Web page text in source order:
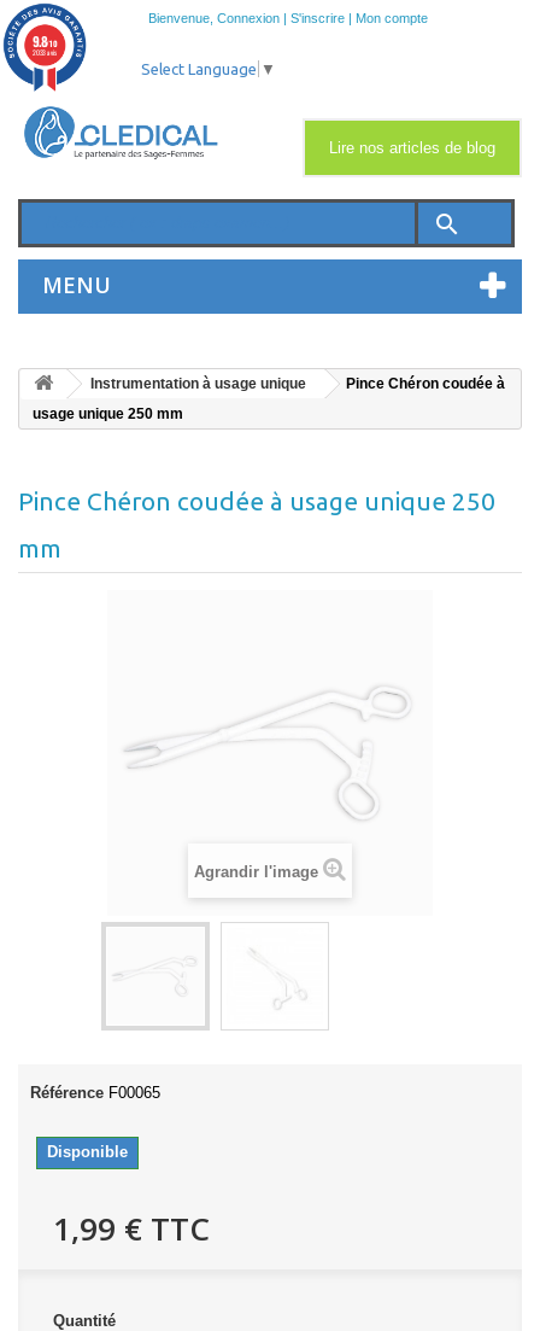
Bienvenue, Connexion | S'inscrire | Mon compte
search
MENU
Lire nos articles de blog
Select Language ▼
Instrumentation à usage unique
Pince Chéron coudée à
usage unique 250 mm
Pince Chéron coudée à usage unique 250
mm
Agrandir l'image
Référence F00065
Disponible
1,99 € TTC
Quantité
9.8/10
2033 avis